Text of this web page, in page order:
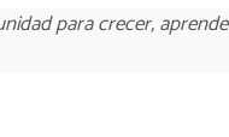
para crecer,